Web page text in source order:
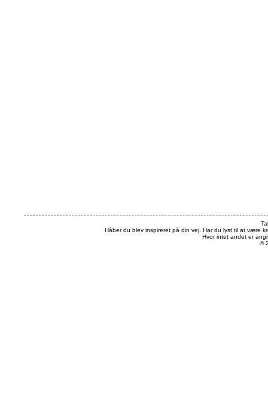
Håber du blev inspireret på din vej. Har du lyst til at være
Hvor intet andet er
©